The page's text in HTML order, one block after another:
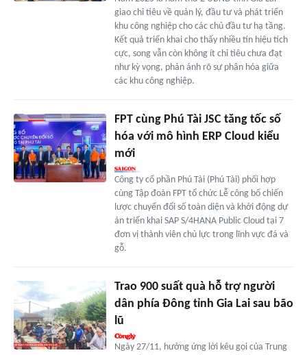
giao chỉ tiêu về quản lý, đầu tư và phát triển
khu công nghiệp cho các chủ đầu tư hạ tầng.
Kết quả triển khai cho thấy nhiều tín hiệu tích
cực, song vẫn còn không ít chỉ tiêu chưa đạt
như kỳ vọng, phản ánh rõ sự phân hóa giữa
các khu công nghiệp.
FPT cùng Phú Tài JSC tăng tốc số
hóa với mô hình ERP Cloud kiểu
mới
Công ty cổ phần Phú Tài (Phú Tài) phối hợp
cùng Tập đoàn FPT tổ chức Lễ công bố chiến
lược chuyển đổi số toàn diện và khởi động dự
án triển khai SAP S/4HANA Public Cloud tại 7
đơn vị thành viên chủ lực trong lĩnh vực đá và
gỗ.
Trao 900 suất quà hỗ trợ người
dân phía Đông tỉnh Gia Lai sau bão
lũ
Ngày 27/11, hưởng ứng lời kêu gọi của Trung